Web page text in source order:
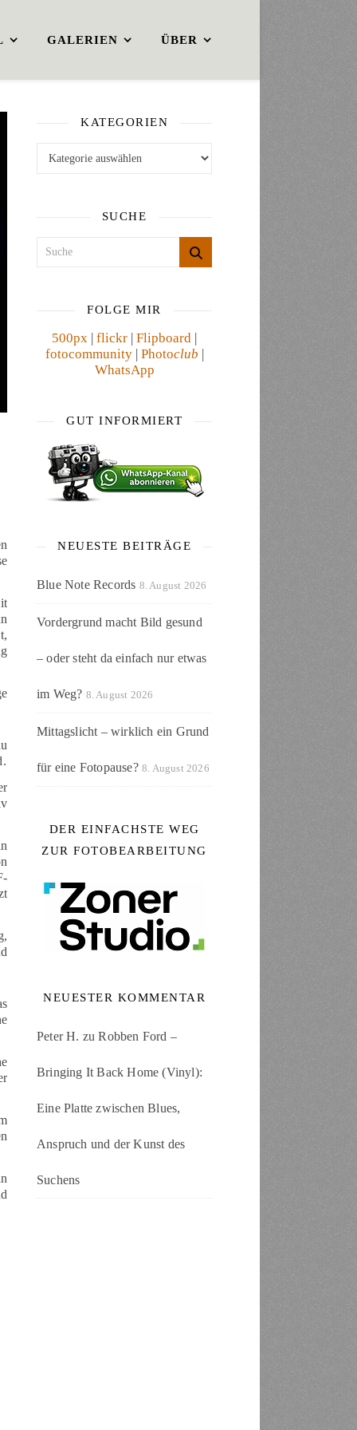
GALERIEN ÜBER
KATEGORIEN
SUCHE
FOLGE MIR
500px | flickr | Flipboard |
fotocommunity| Photoclub |
WhatsApp
GUT INFORMIERT
NEUESTE BEITRÄGE
Blue Note Records 8. August 2026
Vordergrund macht Bild gesund
– oder steht da einfach nur etwas
im Weg? 8. August 2026
Mittagslicht – wirklich ein Grund
für eine Fotopause? 8. August 2026
DER EINFACHSTE WEG
ZUR FOTOBEARBEITUNG
NEUESTER KOMMENTAR
Peter H. zuRobben Ford –
Bringing It Back Home (Vinyl):
Eine Platte zwischen Blues,
Anspruch und der Kunst des
Suchens